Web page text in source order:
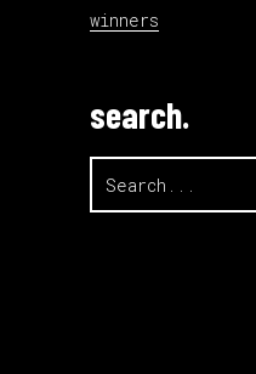
winners
search.
for: